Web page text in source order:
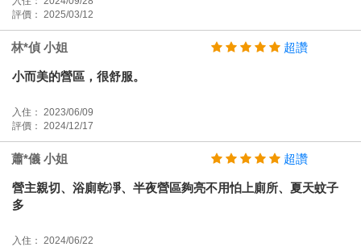
評價： 2025/03/12
林*偵 小姐 超讚
小而美的營區，很舒服。
入住： 2023/06/09
評價： 2024/12/17
蕭*儀 小姐 超讚
營主親切、浴廁乾凈、半夜營區夠亮不用怕上廁所、夏天蚊子
多
入住： 2024/06/22